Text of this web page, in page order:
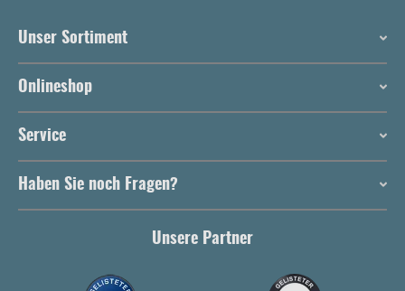
Unser Sortiment
Onlineshop
Service
Haben Sie noch Fragen?
Unsere Partner